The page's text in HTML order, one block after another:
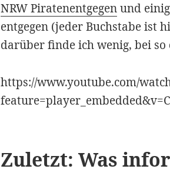
NRW Piratenentgegenund
entgegen (jeder Buchstabe ist
darüber finde ich wenig, bei
https://www.youtube.com/
Zuletzt: Was